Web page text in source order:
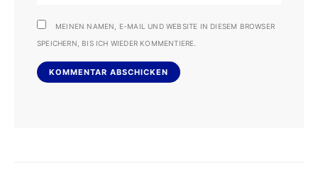
MEINEN NAMEN, E-MAIL UND WEBSITE IN DIESEM BROWSER
SPEICHERN, BIS ICH WIEDER KOMMENTIERE.